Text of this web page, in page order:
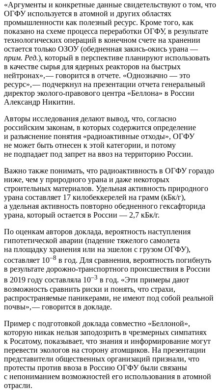
«Аргументы и конкретные данные свидетельствуют о том, что
ОГФУ используется в атомной и других областях
промышленности как полезный ресурс. Кроме того, как
показано на схеме процесса переработки ОГФУ, в результате
технологических операций в конечном счете на хранении
остается только ОЗОУ (обедненная закись-окись урана — ​
прим. Ред.), который в перспективе планируют использовать
в качестве сырья для ядерных реакторов на быстрых
нейтронах», — ​говорится в отчете. «Однозначно — ​это
ресурс», — ​подчеркнул на презентации отчета генеральный
директор эколого-правового центра «Беллона» в России
Александр Никитин.
Авторы исследования делают вывод, что, согласно
российским законам, в которых содержится определение
и разъяснение понятия «радиоактивные отходы», ОГФУ
не может быть отнесен к этой категории, и потому
не подпадает под запрет на ввоз на территорию России.
Важно также понимать, что радиоактивность в ОГФУ гораздо
ниже, чем у природного урана и даже некоторых
строительных материалов. Удельная активность природного
урана составляет 17 килобеккерелей на грамм (кБк/г),
а удельная активность повторно обедненного гексафторида
урана, который остается в России — ​2,7 кБк/г.
По оценкам авторов доклада, вероятность наступления
гипотетической аварии (падение тяжелого самолета
на площадку хранения или на эшелон с грузом ОГФУ),
составляет 10–8 в год. Для сравнения, вероятность погибнуть
в результате дорожно-транспортного происшествия в России
в 2019 году составляла 10–3 в год. «Эти примеры дают
возможность сравнить риски и понять, что страхи,
распространяемые паникерами, не имеют под собой реальной
почвы», — ​говорится в докладе.
Пример с подготовкой доклада совместно «Беллоной»,
которую никак нельзя заподозрить в чрезмерных симпатиях
к Росатому, показывает, что знания и информирование могут
перевести экологов на сторону атомщиков. На презентации
представители общественных организаций признали, что
протесты против ввоза в Россию ОГФУ были связаны
с непониманием возможностей его использования в атомной
отрасли.